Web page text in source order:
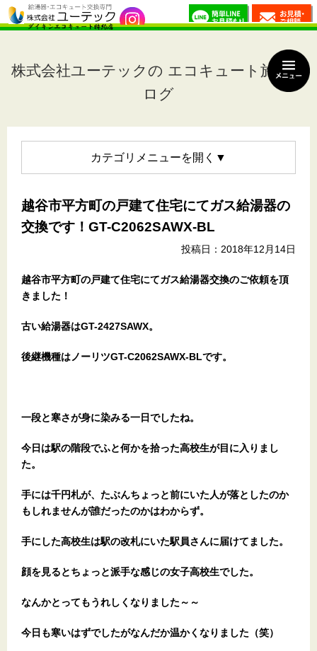
株式会社ユーテックの エコキュート施工ブ
ログ
カテゴリメニュー
越谷市平方町の戸建て住宅にてガス給湯器の
交換です！GT-C2062SAWX-BL
投稿日：2018年12月14日
越谷市平方町の戸建て住宅にてガス給湯器交換のご依頼を頂
きました！
古い給湯器はGT-2427SAWX。
後継機種はノーリツGT-C2062SAWX-BLです。
一段と寒さが身に染みる一日でしたね。
今日は駅の階段でふと何かを拾った高校生が目に入りまし
た。
手には千円札が、たぶんちょっと前にいた人が落としたのか
もしれませんが誰だったのかはわからず。
手にした高校生は駅の改札にいた駅員さんに届けてました。
顔を見るとちょっと派手な感じの女子高校生でした。
なんかとってもうれしくなりました～～
今日も寒いはずでしたがなんだか温かくなりました（笑）